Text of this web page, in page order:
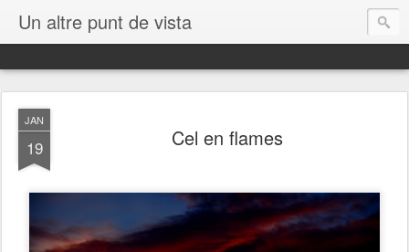
Un altre punt de vista
JAN
19 Cel en flames